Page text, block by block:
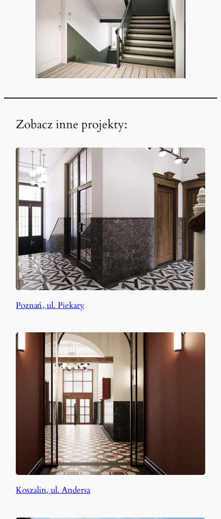
Zobacz inne projekty:
Poznań, ul. Piekary
Koszalin, ul. Andersa